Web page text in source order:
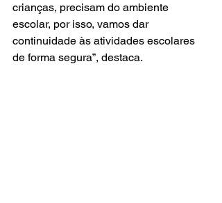
crianças, precisam do ambiente
escolar, por isso, vamos dar
continuidade às atividades escolares
de forma segura”, destaca.